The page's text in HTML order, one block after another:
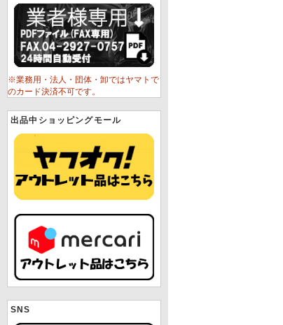
※業務用・法人・団体・卸ではヤマトで
のカード決済不可です。
出品中ショッピングモール
SNS